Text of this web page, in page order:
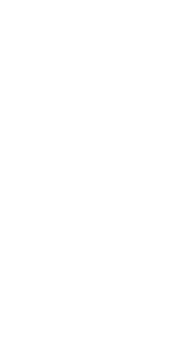
ラス
会做出一些违法乱纪的事。幸好她
的神秘粒子“梅比乌斯之尘”的
多利你和我都是邦多利！
物”之人便能获得先人的异能，